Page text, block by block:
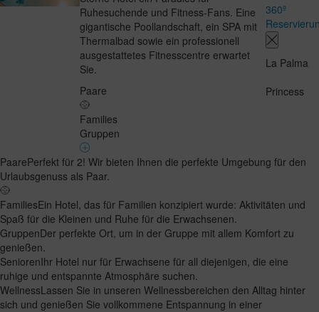
Ruhesuchende und Fitness-Fans. Eine
gigantische Poollandschaft, ein SPA mit
Thermalbad sowie ein professionell
ausgestattetes Fitnesscentre erwartet
Sie.
Paare
Families
Gruppen
360º
La Palma
Princess
PaarePerfekt für 2! Wir bieten Ihnen die perfekte Umgebung für den
Urlaubsgenuss als Paar.
FamiliesEin Hotel, das für Familien konzipiert wurde: Aktivitäten und
Spaß für die Kleinen und Ruhe für die Erwachsenen.
GruppenDer perfekte Ort, um in der Gruppe mit allem Komfort zu
genießen.
SeniorenIhr Hotel nur für Erwachsene für all diejenigen, die eine
ruhige und entspannte Atmosphäre suchen.
WellnessLassen Sie in unseren Wellnessbereichen den Alltag hinter
sich und genießen Sie vollkommene Entspannung in einer